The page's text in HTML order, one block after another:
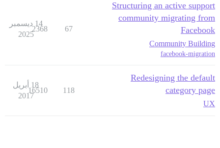
Structuring an active support
community migrating from
Facebook
Community Building
facebook-migration
67
2368
14 ديسمبر
2025
Redesigning the default
category page
UX
118
16510
18 أبريل
2017